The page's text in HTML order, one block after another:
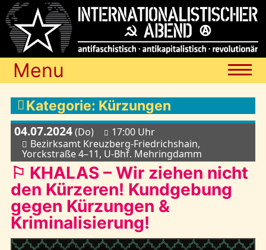
Menu
Termine
Blog
Media
Archiv
Kategorie: Kürzungen
04.07.2024(Do)
17:00 Uhr
Bezirksamt Kreuzberg-Friedrichshain,
Yorckstraße 4–11, U-Bhf. Mehringdamm
⚐ KHALAS – Wir ziehen nicht
den Kürzeren! Kundgebung
gegen Kürzungen &
Kriminalisierung!